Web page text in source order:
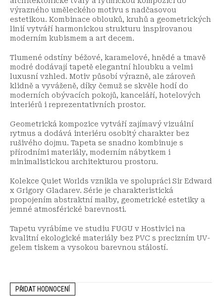
výrazného uměleckého motivu s nadčasovou
estetikou. Kombinace oblouků, kruhů a geometrických
linií vytváří harmonickou strukturu inspirovanou
moderním kubismem a art decem.
Tlumené odstíny béžové, karamelové, hnědé a tmavě
modré dodávají tapetě elegantní hloubku a velmi
luxusní vzhled. Motiv působí výrazně, ale zároveň
klidně a vyváženě, díky čemuž se skvěle hodí do
moderních obývacích pokojů, kanceláří, hotelových
interiérů i reprezentativních prostor.
Geometrická kompozice vytváří zajímavý vizuální
rytmus a dodává interiéru osobitý charakter bez
rušivého dojmu. Tapeta se snadno kombinuje s
přírodními materiály, moderním nábytkem i
minimalistickou architekturou prostoru.
Kolekce Quiet Worlds vznikla ve spolupráci Sir Edward
x Grigory Gladarev. Série je charakteristická
propojením abstraktní malby, geometrické estetiky a
jemné atmosférické barevnosti.
Tapetu vyrábíme ve studiu FUGU v Hostivici na
kvalitní ekologické materiály bez PVC s precizním UV-
gelem tiskem a vysokou barevnou stálostí.
PŘIDAT HODNOCENÍ